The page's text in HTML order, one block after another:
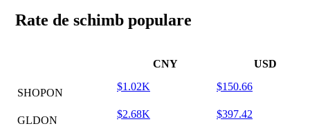
Rate de schimb populare
CNY USD
SHOPON
$1.02K $150.66
GLDON
$2.68K $397.42